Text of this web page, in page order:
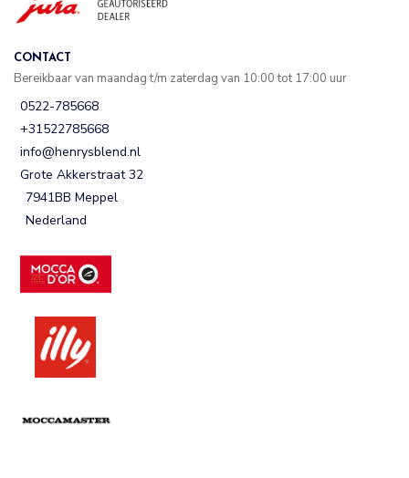
CONTACT
Bereikbaar van maandag t/m zaterdag van 10:00 tot 17:00 uur
0522-785668
+31522785668
info@henrysblend.nl
Grote Akkerstraat 32
7941BB Meppel
Nederland